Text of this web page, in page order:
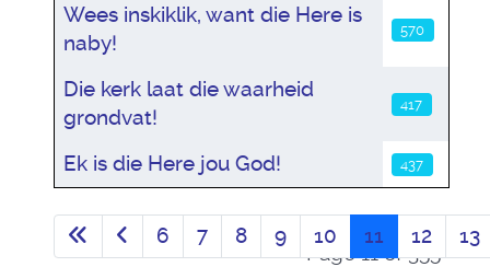
Wees inskiklik, want die Here is
naby!
570
Die kerk laat die waarheid
grondvat!
417
Ek is die Here jou God! 437
Page 11 of 355
6 7 8 9 10 11 12 13